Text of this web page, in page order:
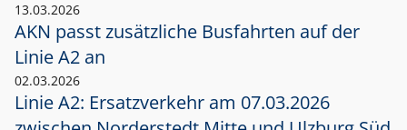
13.03.2026
AKN passt zusätzliche Busfahrten auf der
Linie A2 an
02.03.2026
Linie A2: Ersatzverkehr am 07.03.2026